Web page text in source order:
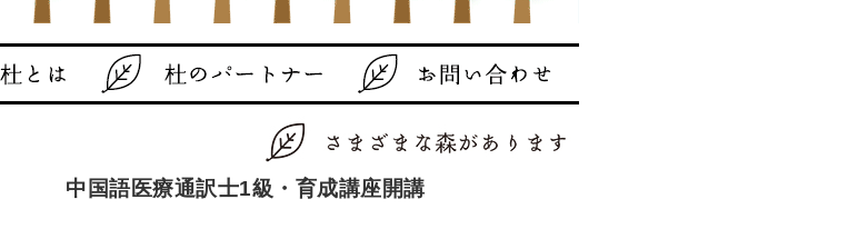
中国語医療通訳士1級・育成講座開講